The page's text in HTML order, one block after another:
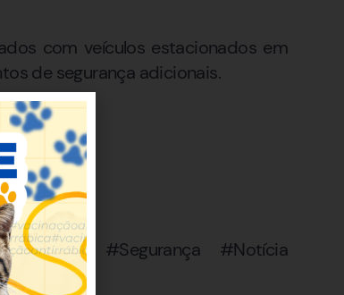
com veículos estacionados em
de segurança adicionais.
#Segurança #Notícia